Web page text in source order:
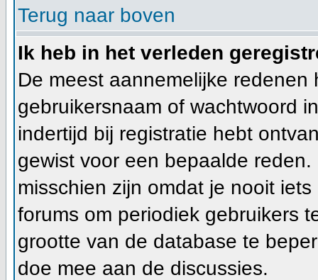
Terug naar boven
Ik heb in het verleden
De meest aannemelijke
gebruikersnaam of wachtwoord
indertijd bij registratie hebt
gewist voor een bepaalde
misschien zijn omdat je nooit
forums om periodiek gebruikers
grootte van de database te
doe mee aan de discussies.